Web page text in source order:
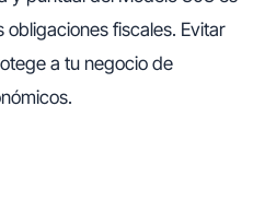
fiscales. Evitar
a tu negocio de